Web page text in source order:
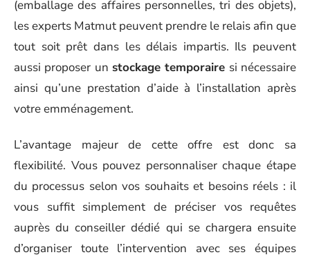
(emballage des affaires personnelles, tri des objets),
les experts Matmut peuvent prendre le relais afin que
tout soit prêt dans les délais impartis. Ils peuvent
aussi proposer un stockage temporaire si nécessaire
ainsi qu’une prestation d’aide à l’installation après
votre emménagement.
L’avantage majeur de cette offre est donc sa
flexibilité. Vous pouvez personnaliser chaque étape
du processus selon vos souhaits et besoins réels : il
vous suffit simplement de préciser vos requêtes
auprès du conseiller dédié qui se chargera ensuite
d’organiser toute l’intervention avec ses équipes